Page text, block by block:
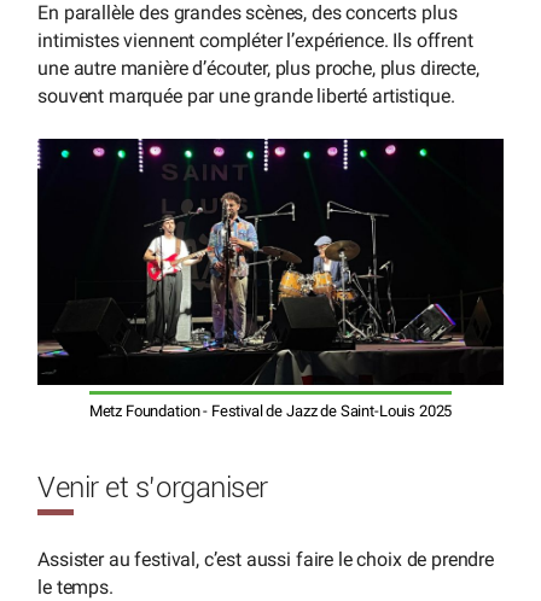
En parallèle des grandes scènes, des concerts plus
intimistes viennent compléter l’expérience. Ils offrent
une autre manière d’écouter, plus proche, plus directe,
souvent marquée par une grande liberté artistique.
Metz Foundation - Festival de Jazz de Saint-Louis 2025
Venir et s’organiser
Assister au festival, c’est aussi faire le choix de prendre
le temps.